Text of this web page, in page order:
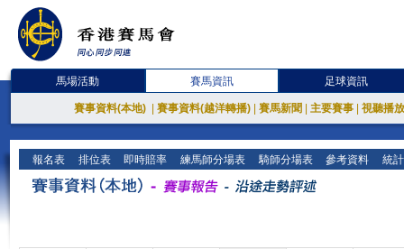
馬場活動 賽馬資訊 足球資訊
賽事資料(本地) 賽事資料(越洋轉播) 賽馬新聞 主要賽事 視聽播
報名表 排位表 即時賠率 練馬師分場表 騎師分場表 參考資料 統